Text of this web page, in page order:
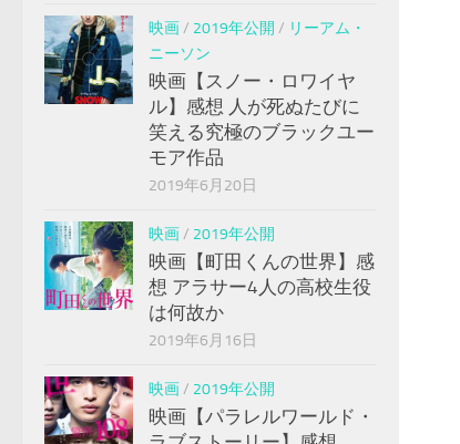
映画/ 2019年公開 / リーアム・
ニーソン
映画【スノー・ロワイヤ
ル】感想 人が死ぬたびに
笑える究極のブラックユー
モア作品
2019年6月20日
映画/ 2019年公開
映画【町田くんの世界】感
想 アラサー4人の高校生役
は何故か
2019年6月16日
映画/ 2019年公開
映画【パラレルワールド・